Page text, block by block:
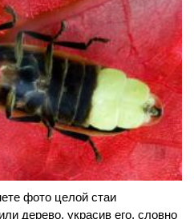
фото целой стаи
дерево, украсив его, словно